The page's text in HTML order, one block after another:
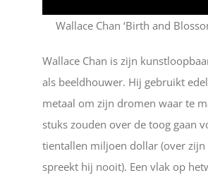
Wallace Chan ‘Birth and
Wallace Chan is zijn
als beeldhouwer. Hij gebruikt
metaal om zijn dromen waar te
stuks zouden over de toog gaan
tientallen miljoen dollar (over zijn
spreekt hij nooit). Een vlak op